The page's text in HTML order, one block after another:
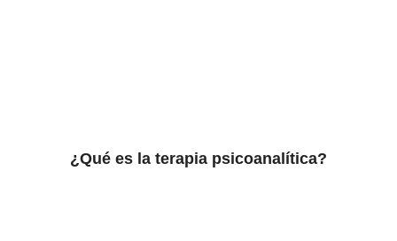
¿Qué es la terapia psicoanalítica?